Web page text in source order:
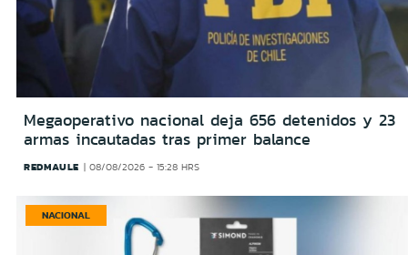
Megaoperativo nacional deja 656 detenidos y 23
armas incautadas tras primer balance
REDMAULE 08/08/2026 - 15:28 HRS
NACIONAL